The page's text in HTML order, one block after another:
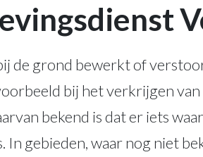
de grond bewerkt of
bij het verkrijgen van
bekend is dat er iets
gebieden, waar nog niet